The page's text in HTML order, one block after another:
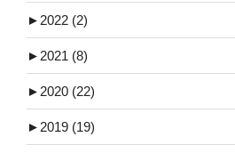
► 2022 (2)
► 2021 (8)
► 2020 (22)
► 2019 (19)